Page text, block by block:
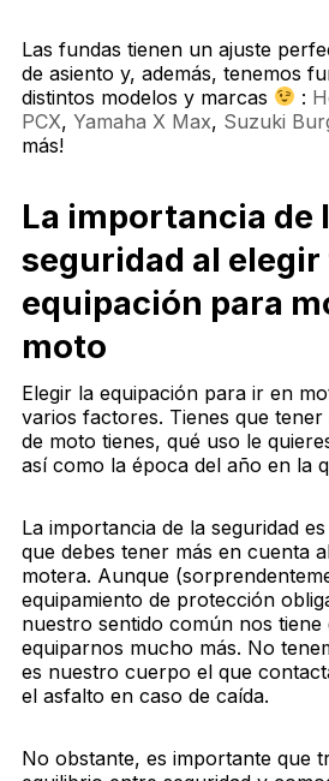
Las fundas tienen un ajuste
de asiento y, además, tenemos
distintos modelos y marcas
:
PCX, Yamaha X Max, Suzuki
más!
La importancia de
seguridad al elegir
equipación para
moto
Elegir la equipación para ir en
varios factores. Tienes que
de moto tienes, qué uso le
así como la época del año en la
La importancia de la seguridad
que debes tener más en cuenta
motera. Aunque
equipamiento de protección
nuestro sentido común nos tiene
equiparnos mucho más. No
es nuestro cuerpo el que
el asfalto en caso de caída.
No obstante, es importante que